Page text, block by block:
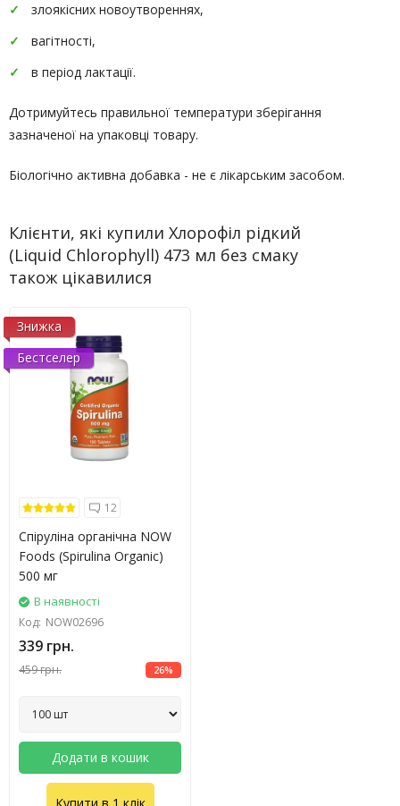
злоякісних новоутвореннях,
вагітності,
в період лактації.
Дотримуйтесь правильної температури зберігання
зазначеної на упаковці товару.
Біологічно активна добавка - не є лікарським засобом.
Клієнти, які купили Хлорофіл рідкий
(Liquid Chlorophyll) 473 мл без смаку
також цікавилися
Знижка
Бестселер
12
Спіруліна органічна NOW
Foods (Spirulina Organic)
500 мг
В наявності
Код: NOW02696
339 грн.
459 грн. 26%
Додати в кошик